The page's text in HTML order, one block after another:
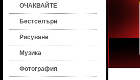
ОЧАКВАЙТЕ
Бестселъри
Рисуване
Музика
Фотография